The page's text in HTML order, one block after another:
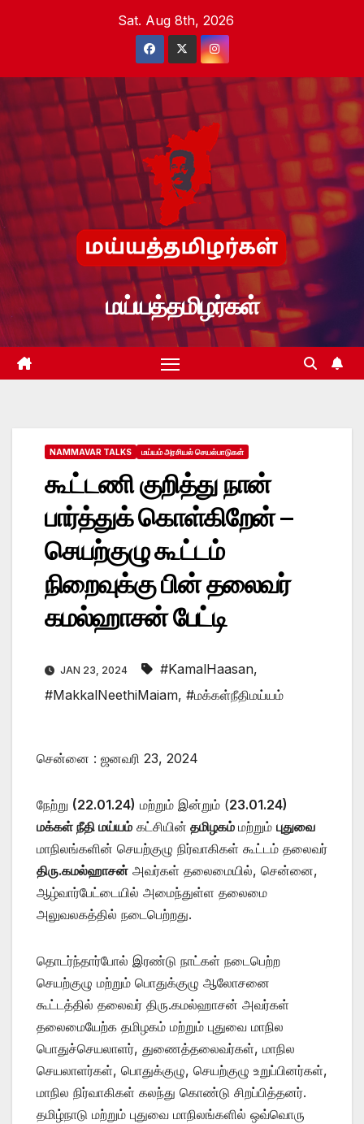
Sat. Aug 8th, 2026
மய்யத்தமிழர்கள்
NAMMAVAR TALKS மய்யம் அரசியல் செயல்பாடுகள்
கூட்டணி குறித்து நான்
பார்த்துக் கொள்கிறேன் –
செயற்குழு கூட்டம்
நிறைவுக்கு பின் தலைவர்
கமல்ஹாசன் பேட்டி
JAN 23, 2024 #KamalHaasan,
#MakkalNeethiMaiam, #மக்கள்நீதிமய்யம்
சென்னை : ஜனவரி 23, 2024
நேற்று (22.01.24) மற்றும் இன்றும் (23.01.24)
மக்கள் நீதி மய்யம் கட்சியின் தமிழகம் மற்றும் புதுவை
மாநிலங்களின் செயற்குழு நிர்வாகிகள் கூட்டம் தலைவர்
திரு.கமல்ஹாசன் அவர்கள் தலைமையில், சென்னை,
ஆழ்வார்பேட்டையில் அமைந்துள்ள தலைமை
அலுவலகத்தில் நடைபெற்றது.
தொடர்ந்தார்போல் இரண்டு நாட்கள் நடைபெற்ற
செயற்குழு மற்றும் பொதுக்குழு ஆலோசனை
கூட்டத்தில் தலைவர் திரு.கமல்ஹாசன் அவர்கள்
தலைமையேற்க தமிழகம் மற்றும் புதுவை மாநில
பொதுச்செயலாளர், துணைத்தலைவர்கள், மாநில
செயலாளர்கள், பொதுக்குழு, செயற்குழு உறுப்பினர்கள்,
மாநில நிர்வாகிகள் கலந்து கொண்டு சிறப்பித்தனர்.
தமிழ்நாடு மற்றும் புதுவை மாநிலங்களில் ஒவ்வொரு